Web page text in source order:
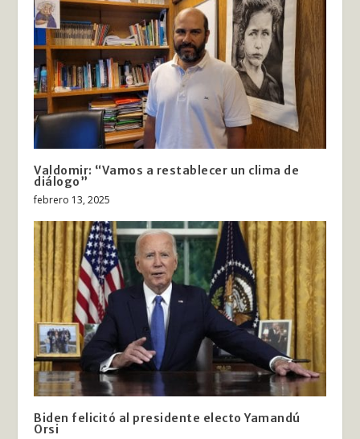
Valdomir: “Vamos a restablecer un clima de
diálogo”
febrero 13, 2025
Biden felicitó al presidente electo Yamandú
Orsi